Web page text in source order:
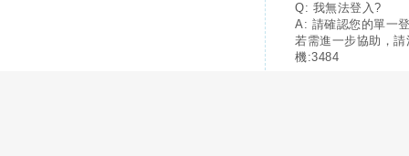
Q: 我無法登入?
A: 請確認您的單一
若需進一步協助，
機:3484